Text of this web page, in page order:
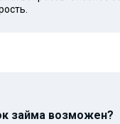
займа возможен?